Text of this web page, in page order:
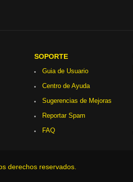
SOPORTE
Guia de Usuario
Centro de Ayuda
Sugerencias de Mejoras
Reportar Spam
FAQ
derechos reservados.